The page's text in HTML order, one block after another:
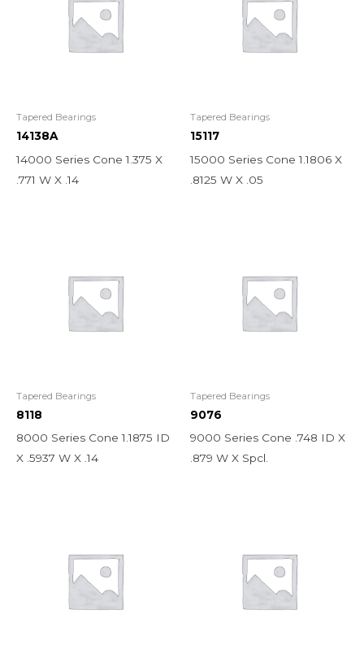
Tapered Bearings
14138A
14000 Series Cone 1.375 X
.771 W X .14
Tapered Bearings
15117
15000 Series Cone 1.1806 X
.8125 W X .05
Tapered Bearings
8118
8000 Series Cone 1.1875 ID
X .5937 W X .14
Tapered Bearings
9076
9000 Series Cone .748 ID X
.879 W X Spcl.